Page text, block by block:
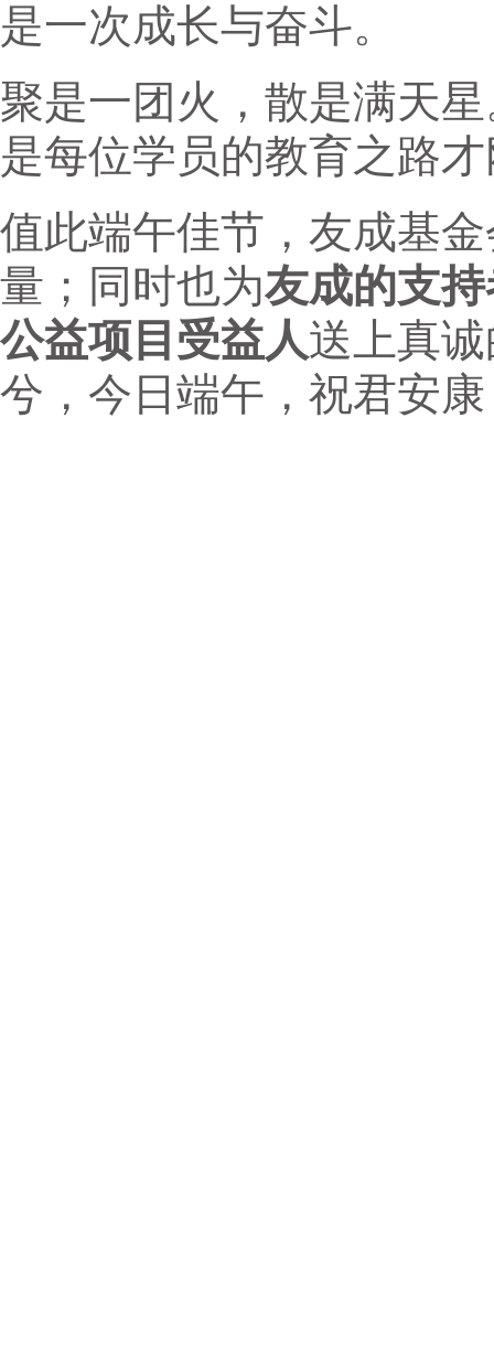
是一次成长与奋斗。
聚是一团火，散是满天
是每位学员的教育之路
值此端午佳节，友成基
量；同时也为友成的支
公益项目受益人送上真
兮，今日端午，祝君安